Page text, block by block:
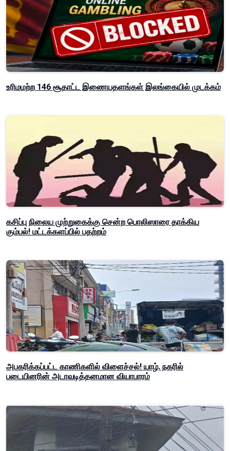
உரிமமற்ற 146 சூதாட்ட இணையதளங்கள் இலங்கையில் முடக்கம்
கசிப்பு நிலைய முற்றுகைக்கு சென்ற பொலிஸாரை தாக்கிய
கும்பல்! மட்டக்களப்பில் பதற்றம்
அபகரிக்கப்பட்ட காணிகளில் விளைச்சல்! யாழ். நகரில்
படையினரின் அடாவடித்தனமான வியாபாரம்